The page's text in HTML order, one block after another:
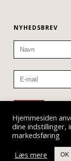
NYHEDSBREV
Hjemmesiden
dine indstillinger,
markedsføring
Læs mere
OK